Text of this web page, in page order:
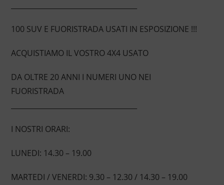
100 SUV E FUORISTRADA USATI IN ESPOSIZIONE !!!
ACQUISTIAMO IL VOSTRO 4X4 USATO
DA OLTRE 20 ANNI I NUMERI UNO NEI
FUORISTRADA
I NOSTRI ORARI:
LUNEDI: 14.30 – 19.00
MARTEDI / VENERDI: 9.30 – 12.30 / 14.30 – 19.00